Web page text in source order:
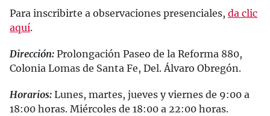
Para inscribirte a observaciones presenciales, da clic
aquí.
Dirección: Prolongación Paseo de la Reforma 880,
Colonia Lomas de Santa Fe, Del. Álvaro Obregón.
Horarios: Lunes, martes, jueves y viernes de 9:00 a
18:00 horas. Miércoles de 18:00 a 22:00 horas.